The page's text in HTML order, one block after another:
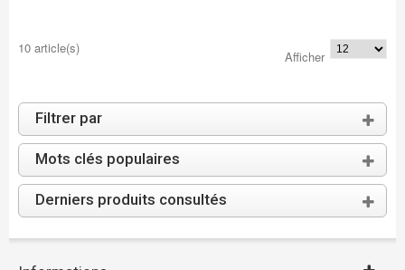
10 article(s)
Afficher
Filtrer par
Mots clés populaires
Derniers produits consultés